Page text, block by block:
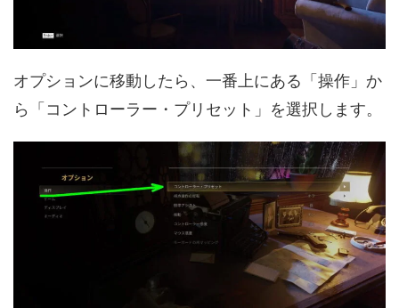
オプションに移動したら、一番上にある「操作」か
ら「コントローラー・プリセット」を選択します。